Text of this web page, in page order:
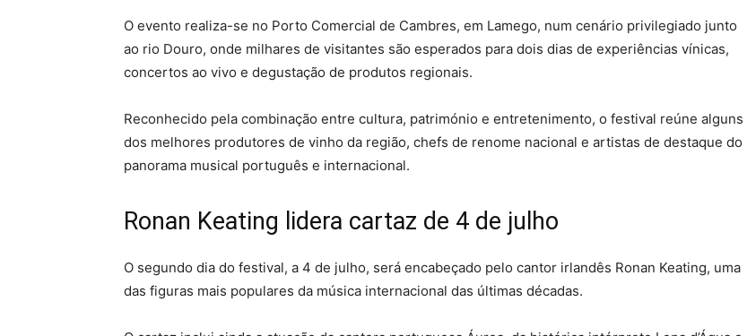
O evento realiza-se no Porto Comercial de Cambres, em Lamego, num cenário privilegiado junto
ao rio Douro, onde milhares de visitantes são esperados para dois dias de experiências vínicas,
concertos ao vivo e degustação de produtos regionais.
Reconhecido pela combinação entre cultura, património e entretenimento, o festival reúne alguns
dos melhores produtores de vinho da região, chefs de renome nacional e artistas de destaque do
panorama musical português e internacional.
Ronan Keating lidera cartaz de 4 de julho
O segundo dia do festival, a 4 de julho, será encabeçado pelo cantor irlandês Ronan Keating, uma
das figuras mais populares da música internacional das últimas décadas.